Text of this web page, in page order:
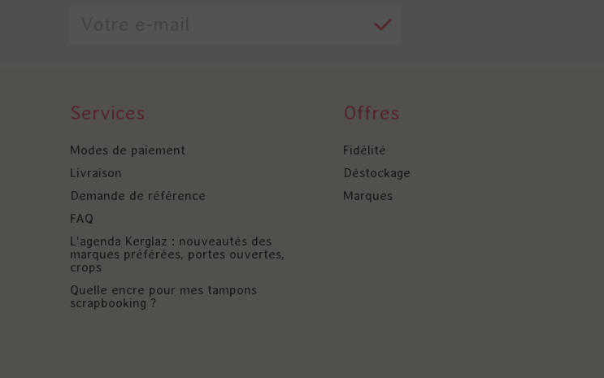
Services
Modes de paiement
Livraison
Demande de référence
FAQ
L'agenda Kerglaz : nouveautés des
marques préférées, portes ouvertes,
crops
Quelle encre pour mes tampons
scrapbooking ?
Offres
Fidélité
Déstockage
Marques